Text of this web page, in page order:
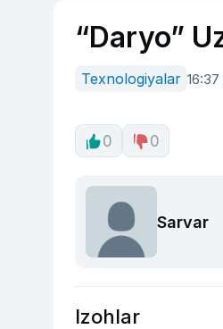
“Daryo”
Texnologiyalar
0 0
Sarvar
Izohlar